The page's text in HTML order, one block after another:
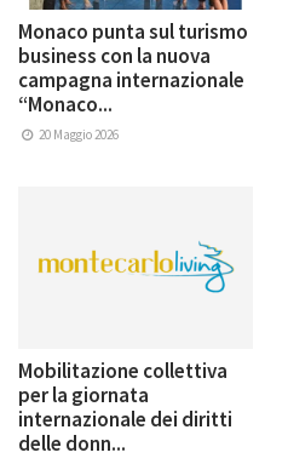
Monaco punta sul turismo
business con la nuova
campagna internazionale
“Monaco...
20 Maggio 2026
Mobilitazione collettiva
per la giornata
internazionale dei diritti
delle donn...